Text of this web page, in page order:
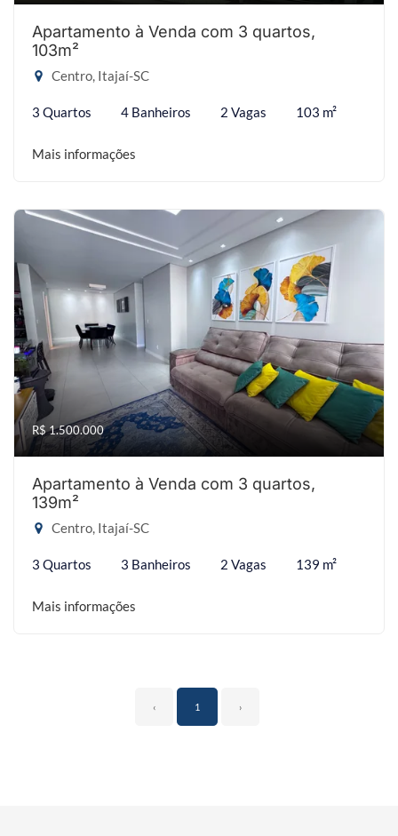
Apartamento à Venda com 3 quartos,
103m²
Centro, Itajaí-SC
3 Quartos 4 Banheiros 2 Vagas 103 m²
Mais informações
R$ 1.500.000
Apartamento à Venda com 3 quartos,
139m²
Centro, Itajaí-SC
3 Quartos 3 Banheiros 2 Vagas 139 m²
Mais informações
‹ 1 ›